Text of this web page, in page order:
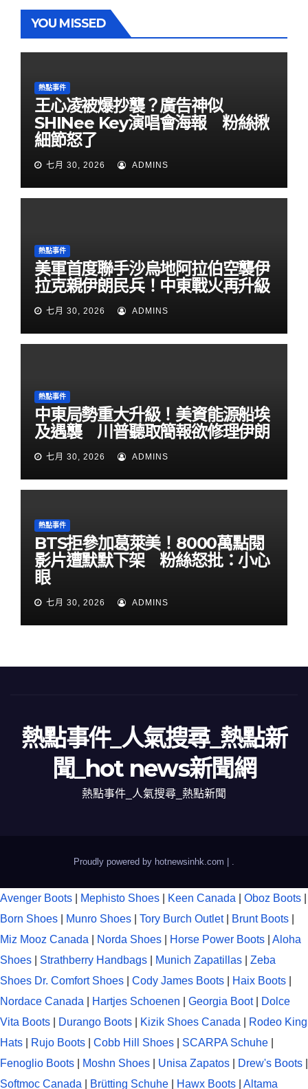
YOU MISSED
熱點事件
王心凌被爆抄襲？廣告神似
SHINee Key演唱會海報 粉絲揪
細節怒了
七月 30, 2026 ADMINS
熱點事件
美軍首度聯手沙烏地阿拉伯空襲伊
拉克親伊朗民兵！中東戰火再升級
七月 30, 2026 ADMINS
熱點事件
中東局勢重大升級！美資能源船埃
及遇襲 川普聽取簡報欲修理伊朗
七月 30, 2026 ADMINS
熱點事件
BTS拒參加葛萊美！8000萬點閱
影片遭默默下架 粉絲怒批：小心
眼
七月 30, 2026 ADMINS
熱點事件_人氣搜尋_熱點新
聞_hot news新聞網
熱點事件_人氣搜尋_熱點新聞
Proudly powered by hotnewsinhk.com |
Avenger Boots Mephisto Shoes Keen Canada Oboz Boots
Born Shoes
Munro Shoes Tory Burch Outlet Brunt Boots
Miz Mooz Canada
Norda Shoes Horse Power Boots
Aloha
Shoes
Strathberry Handbags Munich Zapatillas
Zeba
Shoes Dr. Comfort Shoes Cody James Boots Haix Boots
Nordace Canada
Hartjes Schoenen Georgia Boot|
Dolce
Vita Boots
Durango Boots Kizik Shoes Canada
Rodeo King
Hats
Rujo Boots Cobb Hill Shoes SCARPA Schuhe
Fenoglio Boots
Moshn Shoes Unisa Zapatos Drew's Boots
Softmoc Canada
Brütting Schuhe Hawx Boots Altama